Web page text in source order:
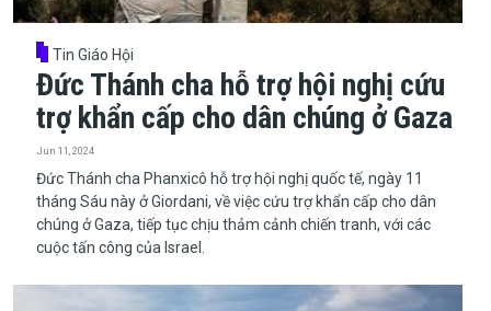
Tin Giáo Hội
Đức Thánh cha hỗ trợ hội nghị cứu
trợ khẩn cấp cho dân chúng ở Gaza
Jun 11, 2024
Đức Thánh cha Phanxicô hỗ trợ hội nghị quốc tế, ngày 11
tháng Sáu này ở Giordani, về việc cứu trợ khẩn cấp cho dân
chúng ở Gaza, tiếp tục chịu thảm cảnh chiến tranh, với các
cuộc tấn công của Israel.